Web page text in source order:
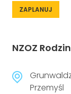
ZAPLANUJ
NZOZ
Przemyśl